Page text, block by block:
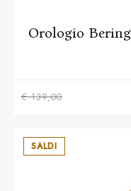
Orologio
€ 139,00
SALDI